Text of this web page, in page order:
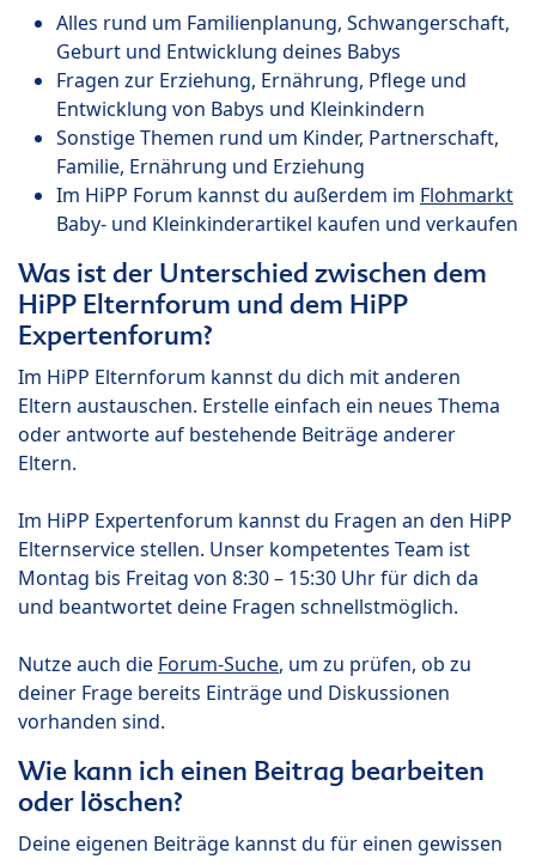
Alles rund um Familienplanung, Schwangerschaft,
Geburt und Entwicklung deines Babys
Fragen zur Erziehung, Ernährung, Pflege und
Entwicklung von Babys und Kleinkindern
Sonstige Themen rund um Kinder, Partnerschaft,
Familie, Ernährung und Erziehung
Im HiPP Forum kannst du außerdem im Flohmarkt
Baby- und Kleinkinderartikel kaufen und verkaufen
Was ist der Unterschied zwischen dem
HiPP Elternforum und dem HiPP
Expertenforum?
Im HiPP Elternforum kannst du dich mit anderen
Eltern austauschen. Erstelle einfach ein neues Thema
oder antworte auf bestehende Beiträge anderer
Eltern.
Im HiPP Expertenforum kannst du Fragen an den HiPP
Elternservice stellen. Unser kompetentes Team ist
Montag bis Freitag von 8:30 – 15:30 Uhr für dich da
und beantwortet deine Fragen schnellstmöglich.
Nutze auch die Forum-Suche, um zu prüfen, ob zu
deiner Frage bereits Einträge und Diskussionen
vorhanden sind.
Wie kann ich einen Beitrag bearbeiten
oder löschen?
Deine eigenen Beiträge kannst du für einen gewissen